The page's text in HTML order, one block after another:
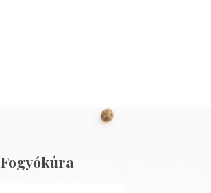
Fogyókúra